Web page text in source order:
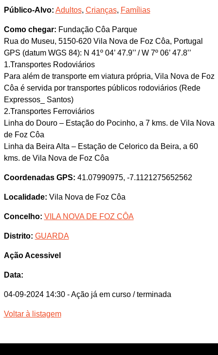
Público-Alvo: Adultos, Crianças, Famílias
Como chegar: Fundação Côa Parque
Rua do Museu, 5150-620 Vila Nova de Foz Côa, Portugal
GPS (datum WGS 84): N 41º 04’ 47.9’’ / W 7º 06’ 47.8’’
1.Transportes Rodoviários
Para além de transporte em viatura própria, Vila Nova de Foz
Côa é servida por transportes públicos rodoviários (Rede
Expressos_ Santos)
2.Transportes Ferroviários
Linha do Douro – Estação do Pocinho, a 7 kms. de Vila Nova
de Foz Côa
Linha da Beira Alta – Estação de Celorico da Beira, a 60
kms. de Vila Nova de Foz Côa
Coordenadas GPS: 41.07990975, -7.1121275652562
Localidade: Vila Nova de Foz Côa
Concelho: VILA NOVA DE FOZ CÔA
Distrito: GUARDA
Ação Acessivel
Data:
04-09-2024 14:30 - Ação já em curso / terminada
Voltar à listagem